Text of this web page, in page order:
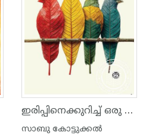
ഇരിപ്പിനെക്കുറിച്ച് ഒരു ലഘൂപന്യാസം
സാബു കോട്ടുക്കൽ